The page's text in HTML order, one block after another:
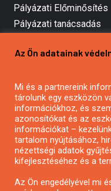
Pályázati Előminősítés
Pályázati tanácsadás
Mezőgazdasági
Pályázatírás civil
Pályázatírás
Pályázatfigyelés
Specifikus
Az Ön adatainak
Mi és a partnereink
tárolunk egy eszközön
információkhoz, és
azonosítókat és az
információkat –
tartalom nyújtásához,
nézettségi adatok
kifejlesztéséhez és a
Az Ön engedélyével mi